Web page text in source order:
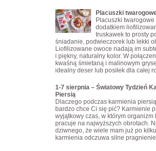
Placuszki
Placuszki twarogowe
dodatkiem
truskawek to prosty
śniadanie, podwieczorek lub lekki
Liofilizowane owoce nadają im
i piękny, naturalny kolor. W
kwaśną śmietaną i malinowym
idealny deser lub posiłek dla całej
1-7 sierpnia – Światowy Tydzień
Piersią
Dlaczego podczas karmienia
bardzo chce Ci się pić? Karmienie
wyjątkowy czas, w którym organizm
pracuje na najwyższych obrotach.
dziwnego, że wiele mam już po
karmienia odczuwa silne